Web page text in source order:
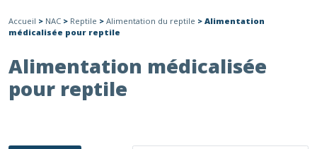
Accueil > NAC > Reptile > Alimentation du reptile > Alimentation
médicalisée pour reptile
Alimentation médicalisée
pour reptile